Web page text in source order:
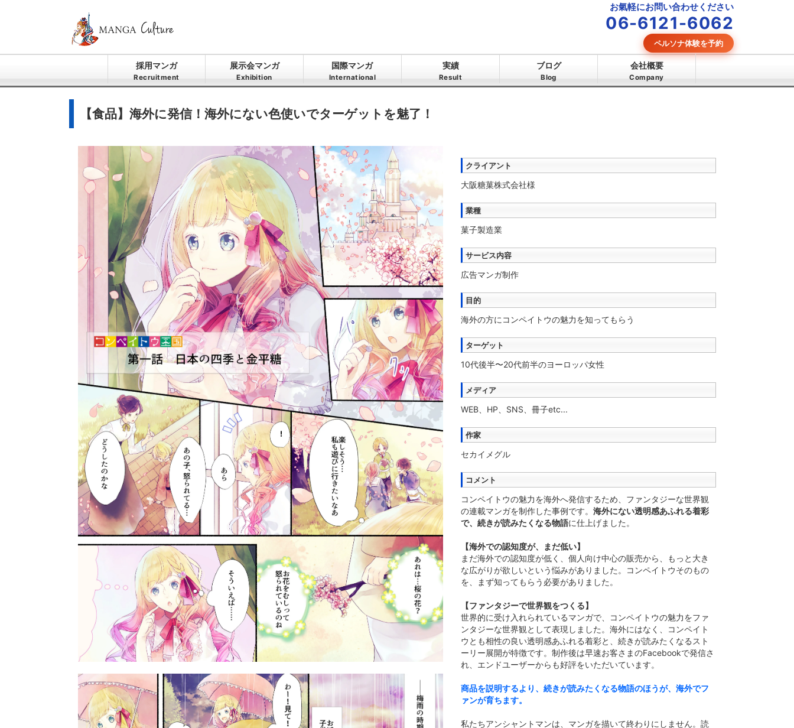
お氣軽にお問い合わせください
06-6121-6062
ペルソナ体験を予約
採用マンガ
Recruitment
展示会マンガ
Exhibition
国際マンガ
International
実績
Result
ブログ
Blog
会社概要
Company
【食品】海外に発信！海外にない色使いでターゲットを魅了！
クライアント
大阪糖菓株式会社様
業種
菓子製造業
サービス内容
広告マンガ制作
目的
海外の方にコンペイトウの魅力を知ってもらう
ターゲット
10代後半〜20代前半のヨーロッパ女性
メディア
WEB、HP、SNS、冊子etc...
作家
セカイメグル
コメント
コンペイトウの魅力を海外へ発信するため、ファンタジーな世界観
の連載マンガを制作した事例です。 海外にない透明感あふれる着彩
で、続きが読みたくなる物語に仕上げました。
【海外での認知度が、まだ低い】
まだ海外での認知度が低く、個人向け中心の販売から、もっと大き
な広がりが欲しいという悩みがありました。コンペイトウそのもの
を、まず知ってもらう必要がありました。
【ファンタジーで世界観をつくる】
世界的に受け入れられているマンガで、コンペイトウの魅力をファ
ンタジーな世界観として表現しました。海外にはなく、コンペイト
ウとも相性の良い透明感あふれる着彩と、続きが読みたくなるスト
ーリー展開が特徴です。制作後は早速お客さまのFacebookで発信さ
れ、エンドユーザーからも好評をいただいています。
商品を説明するより、続きが読みたくなる物語のほうが、海外でフ
ァンが育ちます。
私たちアンシャントマンは、マンガを描いて終わりにしません。読